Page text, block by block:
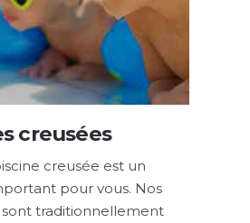
creusées
creusée est un
pour vous. Nos
sont traditionnellement